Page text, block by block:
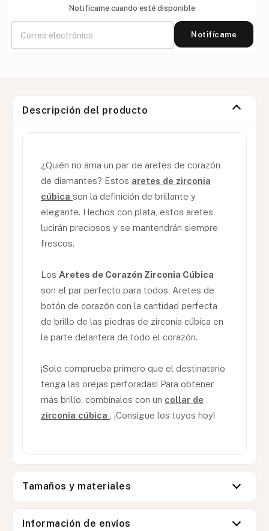
Notifícame cuando esté disponible
Notifícame
Descripción del producto
¿Quién no ama un par de aretes de corazón
de diamantes? Estos aretes de zirconia
cúbica son la definición de brillante y
elegante. Hechos con plata, estos aretes
lucirán preciosos y se mantendrán siempre
frescos.
Los Aretes de Corazón Zirconia Cúbica
son el par perfecto para todos. Aretes de
botón de corazón con la cantidad perfecta
de brillo de las piedras de zirconia cúbica en
la parte delantera de todo el corazón.
¡Solo comprueba primero que el destinatario
tenga las orejas perforadas! Para obtener
más brillo, combínalos con un collar de
zirconia cúbica . ¡Consigue los tuyos hoy!
Tamaños y materiales
Información de envíos